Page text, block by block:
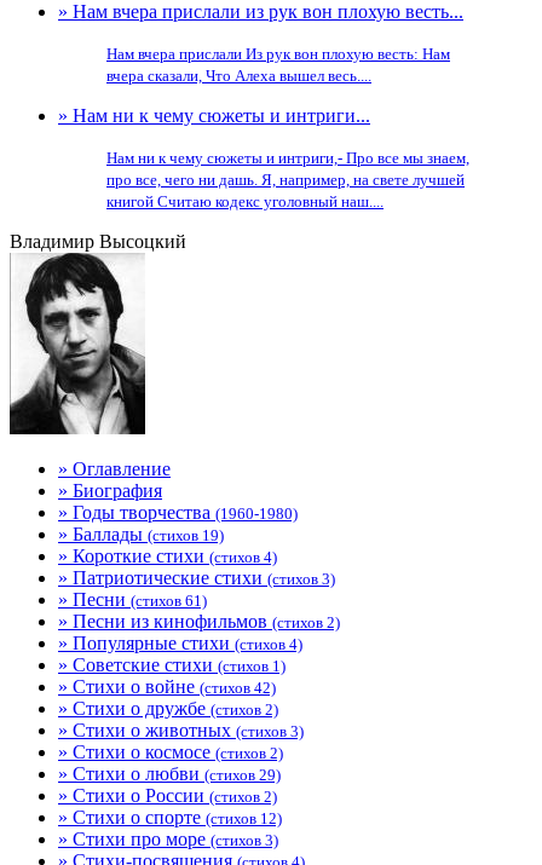
» Нам вчера прислали из рук вон плохую весть...
Нам вчера прислали Из рук вон плохую весть: Нам
вчера сказали, Что Алеха вышел весь....
» Нам ни к чему сюжеты и интриги...
Нам ни к чему сюжеты и интриги,- Про все мы знаем,
про все, чего ни дашь. Я, например, на свете лучшей
книгой Считаю кодекс уголовный наш....
Владимир Высоцкий
» Оглавление
» Биография
» Годы творчества (1960-1980)
» Баллады (стихов 19)
» Короткие стихи (стихов 4)
» Патриотические стихи (стихов 3)
» Песни (стихов 61)
» Песни из кинофильмов (стихов 2)
» Популярные стихи (стихов 4)
» Советские стихи (стихов 1)
» Стихи о войне (стихов 42)
» Стихи о дружбе (стихов 2)
» Стихи о животных (стихов 3)
» Стихи о космосе (стихов 2)
» Стихи о любви (стихов 29)
» Стихи о России (стихов 2)
» Стихи о спорте (стихов 12)
» Стихи про море (стихов 3)
» Стихи-посвящения